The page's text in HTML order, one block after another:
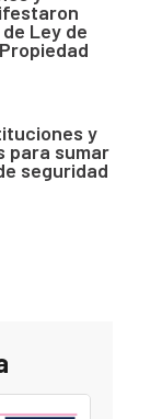
Ley de
y
para sumar
seguridad